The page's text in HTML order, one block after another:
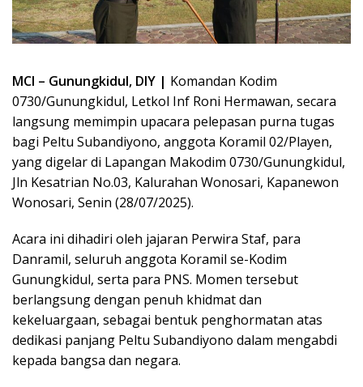
MCI – Gunungkidul, DIY | Komandan Kodim
0730/Gunungkidul, Letkol Inf Roni Hermawan, secara
langsung memimpin upacara pelepasan purna tugas
bagi Peltu Subandiyono, anggota Koramil 02/Playen,
yang digelar di Lapangan Makodim 0730/Gunungkidul,
Jln Kesatrian No.03, Kalurahan Wonosari, Kapanewon
Wonosari, Senin (28/07/2025).
Acara ini dihadiri oleh jajaran Perwira Staf, para
Danramil, seluruh anggota Koramil se-Kodim
Gunungkidul, serta para PNS. Momen tersebut
berlangsung dengan penuh khidmat dan
kekeluargaan, sebagai bentuk penghormatan atas
dedikasi panjang Peltu Subandiyono dalam mengabdi
kepada bangsa dan negara.